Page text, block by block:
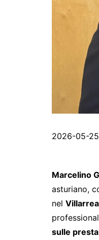
2026-05-
Marcelino
asturiano,
nel
sulle